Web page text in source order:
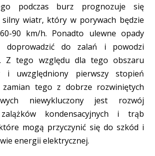
podczas burz prognozuje się
wiatr, który w porywach będzie
90 km/h. Ponadto ulewne opady
doprowadzić do zalań i powodzi
Z tego względu dla tego obszaru
i uwzględniony pierwszy stopień
zamian tego z dobrze rozwiniętych
niewykluczony jest rozwój
zalążków kondensacyjnych i trąb
mogą przyczynić się do szkód i
energii elektrycznej.